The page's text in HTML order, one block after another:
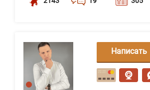
Написать
сообщение